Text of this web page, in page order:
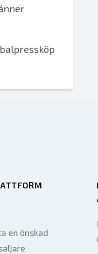
en önskad